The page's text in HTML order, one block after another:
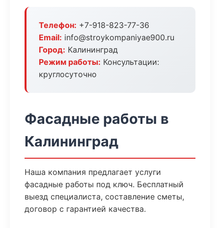
Телефон: +7-918-823-77-36
Email: info@stroykompaniyae900.ru
Город: Калининград
Режим работы: Консультации:
круглосуточно
Фасадные работы в
Калининград
Наша компания предлагает услуги
фасадные работы под ключ. Бесплатный
выезд специалиста, составление сметы,
договор с гарантией качества.